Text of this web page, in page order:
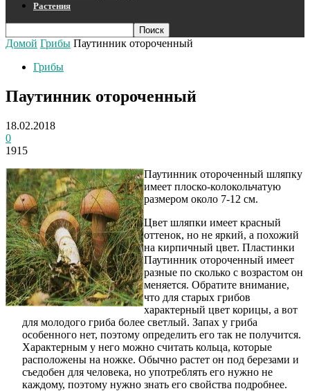
Растения
Домой Грибы Паутинник отороченный
Грибы
Паутинник отороченный
18.02.2018
0
1915
Паутинник отороченный шляпку
имеет плоско-колокольчатую
размером около 7-12 см.
Цвет шляпки имеет красный
оттенок, но не яркий, а похожий
на кирпичный цвет. Пластинки
Паутинник отороченный имеет
разные по сколько с возрастом он
меняется. Обратите внимание,
что для старых грибов
характерный цвет корицы, а вот
для молодого гриба более светлый. Запах у гриба
особенного нет, поэтому определить его так не получится.
Характерным у него можно считать кольца, которые
расположены на ножке. Обычно растет он под березами и
съедобен для человека, но употреблять его нужно не
каждому, поэтому нужно знать его свойства подробнее.